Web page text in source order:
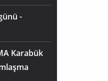
-
Karabük